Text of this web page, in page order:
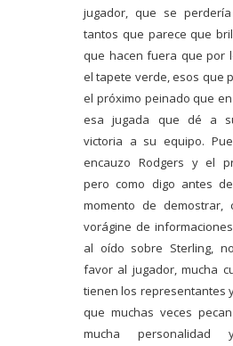
jugador, que se
tantos que parece que
que hacen fuera que por
el tapete verde, esos que
el próximo peinado que
esa jugada que dé a
victoria a su equipo.
encauzo Rodgers y el
pero como digo antes
momento de demostrar,
vorágine de
al oído sobre Sterling,
favor al jugador, mucha
tienen los representantes
que muchas veces
mucha